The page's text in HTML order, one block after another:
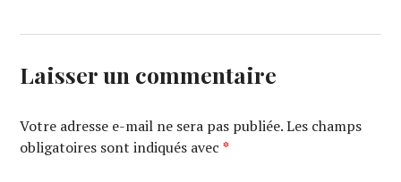
Laisser un commentaire
Votre adresse e-mail ne sera pas publiée. Les champs
obligatoires sont indiqués avec*